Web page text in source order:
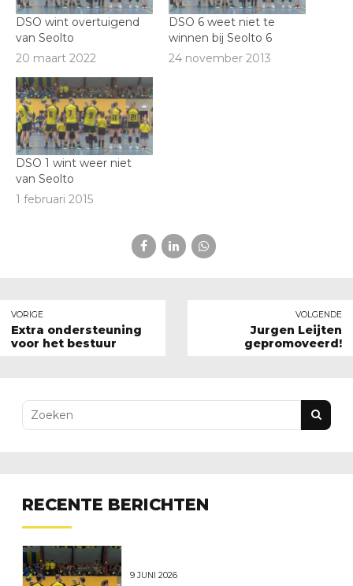
DSO wint overtuigend
van Seolto
20 maart 2022
DSO 6 weet niet te
winnen bij Seolto 6
24 november 2013
DSO 1 wint weer niet
van Seolto
1 februari 2015
VORIGE
Extra ondersteuning
voor het bestuur
VOLGENDE
Jurgen Leijten
gepromoveerd!
RECENTE BERICHTEN
9 JUNI 2026